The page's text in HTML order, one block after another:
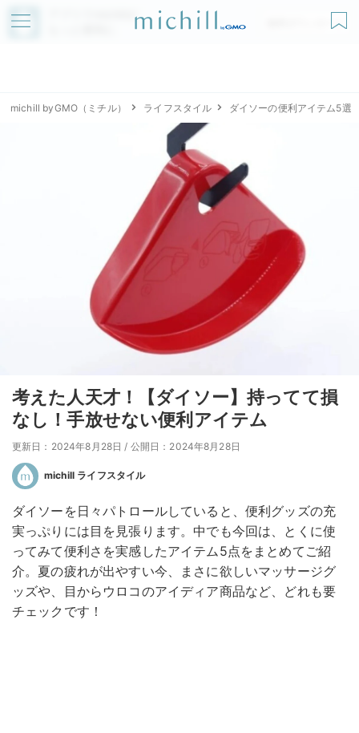
アプリでmichillが
無料ダウンロード
michill byGMO（ミチル） ライフスタイル ダイソーの便利アイテム5選
考えた人天才！【ダイソー】持ってて損
なし！手放せない便利アイテム
更新日：2024年8月28日 / 公開日：2024年8月28日
michill ライフスタイル
ダイソーを日々パトロールしていると、便利グッズの充
実っぷりには目を見張ります。中でも今回は、とくに使
ってみて便利さを実感したアイテム5点をまとめてご紹
介。夏の疲れが出やすい今、まさに欲しいマッサージグ
ッズや、目からウロコのアイディア商品など、どれも要
チェックです！